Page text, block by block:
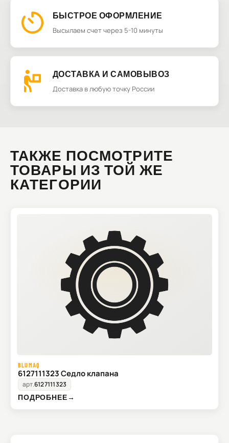
БЫСТРОЕ ОФОРМЛЕНИЕ
Высылаем счет через 5-10 минуты
ДОСТАВКА И САМОВЫВОЗ
Доставка в любую точку России
ТАКЖЕ ПОСМОТРИТЕ
ТОВАРЫ ИЗ ТОЙ ЖЕ
КАТЕГОРИИ
BLUMAQ
6127111323 Седло клапана
арт.6127111323
ПОДРОБНЕЕ→